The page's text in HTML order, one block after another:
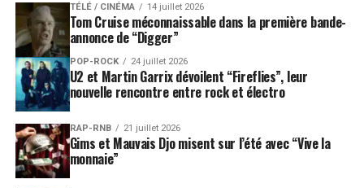
TÉLÉ / CINÉMA 14 juillet 2026
Tom Cruise méconnaissable dans la première bande-
annonce de “Digger”
POP-ROCK 24 juillet 2026
U2 et Martin Garrix dévoilent “Fireflies”, leur
nouvelle rencontre entre rock et électro
RAP-RNB 21 juillet 2026
Gims et Mauvais Djo misent sur l’été avec “Vive la
monnaie”